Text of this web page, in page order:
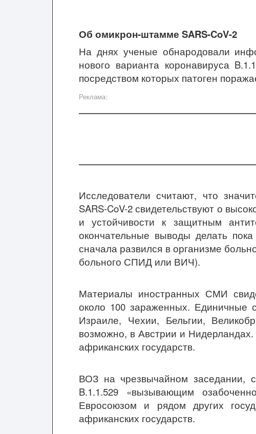
Об омикрон-штамме SARS-CoV-2
На днях ученые обнародовали
нового варианта коронавируса
посредством которых патоген
Реклама:
Исследователи считают, что
SARS-CoV-2 свидетельствуют о
и устойчивости к защитным
окончательные выводы делать
сначала развился в организме
больного СПИД или ВИЧ).
Материалы иностранных СМИ
около 100 зараженных. Единичные
Израиле, Чехии, Бельгии,
возможно, в Австрии и
африканских государств.
ВОЗ на чрезвычайном заседании,
B.1.1.529 «вызывающим
Евросоюзом и рядом других
африканских государств.